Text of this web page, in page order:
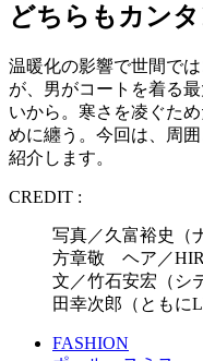
どちらもカン
温暖化の影響で世間で
が、男がコートを着る
いから。寒さを凌ぐた
めに纏う。今回は、周
紹介します。
CREDIT :
写真／久富裕史（
方章敬 ヘア／
文／竹石安宏（シ
田幸次郎（ともに
FASHION